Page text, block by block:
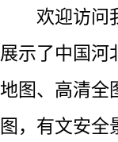
欢迎访问
展示了中国河
地图、高清全
图，有文安全